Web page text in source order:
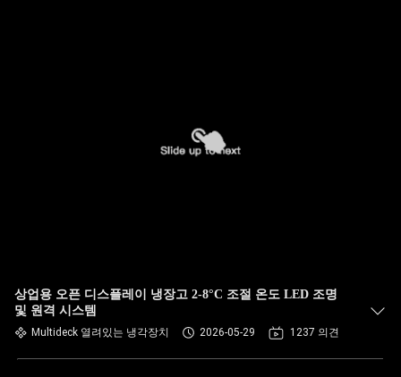
상업용 오픈 디스플레이 냉장고 2-8°C 조절 온도 LED 조명
및 원격 시스템
Multideck 열려있는 냉각장치 2026-05-29 1237 의견